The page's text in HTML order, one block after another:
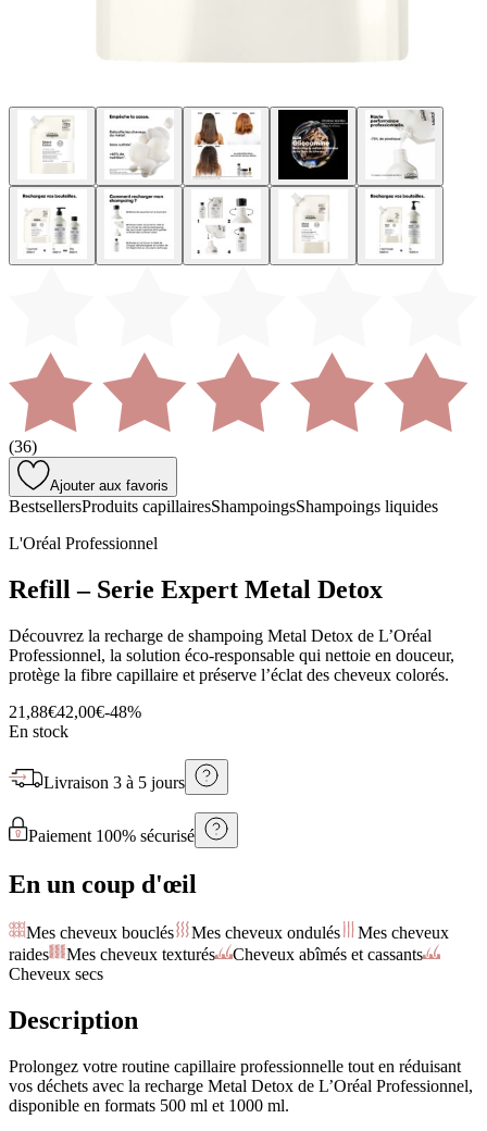
(36)
Ajouter aux favoris
BestsellersProduits capillairesShampoingsShampoings liquides
L'Oréal Professionnel
Refill – Serie Expert Metal Detox
Découvrez la recharge de shampoing Metal Detox de L’Oréal
Professionnel, la solution éco-responsable qui nettoie en douceur,
protège la fibre capillaire et préserve l’éclat des cheveux colorés.
21,88€42,00€-48%
En stock
Livraison 3 à 5 jours
Paiement 100% sécurisé
En un coup d'œil
Mes cheveux bouclés Mes cheveux ondulés
Mes cheveux
raides
Mes cheveux texturés
Cheveux abîmés et cassants
Cheveux secs
Description
Prolongez votre routine capillaire professionnelle tout en réduisant
vos déchets avec la recharge Metal Detox de L’Oréal Professionnel,
disponible en formats 500 ml et 1000 ml.